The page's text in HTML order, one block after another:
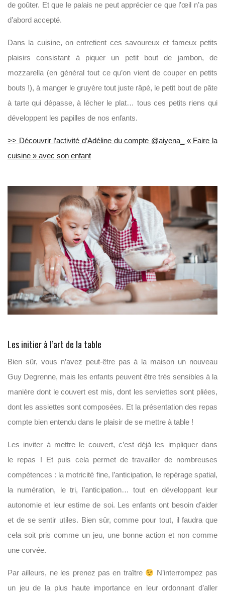
de goûter. Et que le palais ne peut apprécier ce que l’œil n’a pas
d’abord accepté.
Dans la cuisine, on entretient ces savoureux et fameux petits
plaisirs consistant à piquer un petit bout de jambon, de
mozzarella (en général tout ce qu’on vient de couper en petits
bouts !), à manger le gruyère tout juste râpé, le petit bout de pâte
à tarte qui dépasse, à lécher le plat… tous ces petits riens qui
développent les papilles de nos enfants.
>> Découvrir l’activité d’Adéline du compte @aiyena_ « Faire la
cuisine » avec son enfant
Les initier à l’art de la table
Bien sûr, vous n’avez peut-être pas à la maison un nouveau
Guy Degrenne, mais les enfants peuvent être très sensibles à la
manière dont le couvert est mis, dont les serviettes sont pliées,
dont les assiettes sont composées. Et la présentation des repas
compte bien entendu dans le plaisir de se mettre à table !
Les inviter à mettre le couvert, c’est déjà les impliquer dans
le repas ! Et puis cela permet de travailler de nombreuses
compétences : la motricité fine, l’anticipation, le repérage spatial,
la numération, le tri, l’anticipation… tout en développant leur
autonomie et leur estime de soi. Les enfants ont besoin d’aider
et de se sentir utiles. Bien sûr, comme pour tout, il faudra que
cela soit pris comme un jeu, une bonne action et non comme
une corvée.
Par ailleurs, ne les prenez pas en traître
N’interrompez pas
un jeu de la plus haute importance en leur ordonnant d’aller